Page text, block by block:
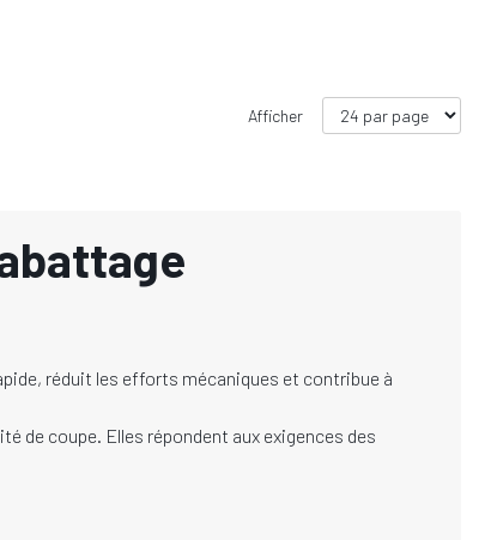
Afficher
réduit les efforts mécaniques et contribue à
de coupe. Elles répondent aux exigences des